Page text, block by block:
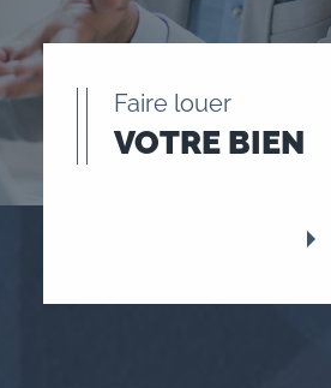
Faire louer
VOTRE BIEN